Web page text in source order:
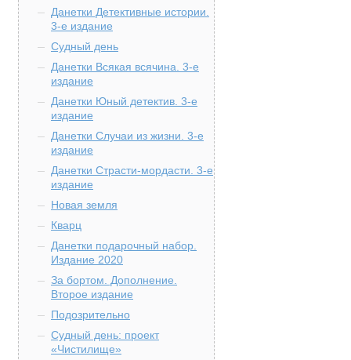
Данетки Детективные истории.
3-е издание
Судный день
Данетки Всякая всячина. 3-е
издание
Данетки Юный детектив. 3-е
издание
Данетки Случаи из жизни. 3-е
издание
Данетки Страсти-мордасти. 3-е
издание
Новая земля
Кварц
Данетки подарочный набор.
Издание 2020
За бортом. Дополнение.
Второе издание
Подозрительно
Судный день: проект
«Чистилище»